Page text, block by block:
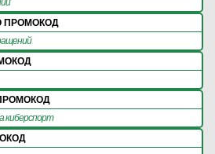
ПРОМОКОД
ПРОМОКОД
киберспорт